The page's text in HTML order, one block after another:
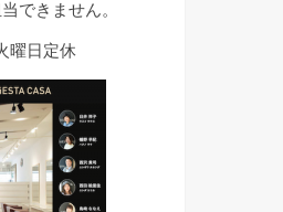
できません。
曜日定休